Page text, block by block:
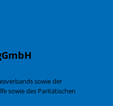
sowie der
sowie des Paritätischen